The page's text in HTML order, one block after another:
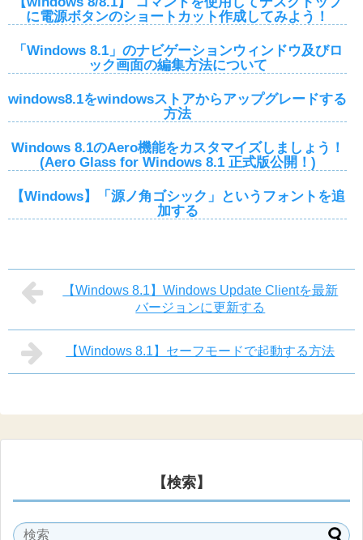
に電源ボタンのショートカット作成してみよう！
「Windows 8.1」のナビゲーションウィンドウ及びロ
ック画面の編集方法について
windows8.1をwindowsストアからアップグレードする
方法
Windows 8.1のAero機能をカスタマイズしましょう！
(Aero Glass for Windows 8.1 正式版公開！)
【Windows】「源ノ角ゴシック」というフォントを追
加する
【Windows 8.1】Windows Update Clientを最新
バージョンに更新する
【Windows 8.1】セーフモードで起動する方法
【検索】